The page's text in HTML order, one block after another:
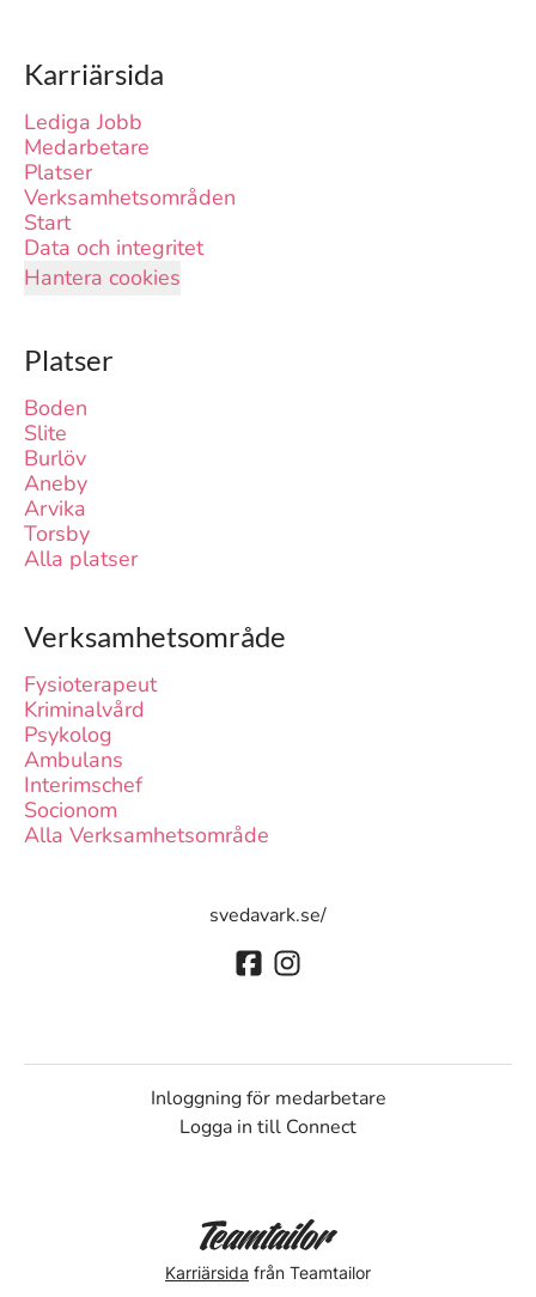
Karriärsida
Lediga Jobb
Medarbetare
Platser
Verksamhetsområden
Start
Data och integritet
Hantera cookies
Platser
Boden
Slite
Burlöv
Aneby
Arvika
Torsby
Alla platser
Verksamhetsområde
Fysioterapeut
Kriminalvård
Psykolog
Ambulans
Interimschef
Socionom
Alla Verksamhetsområde
svedavark.se/
Inloggning för medarbetare
Logga in till Connect
Karriärsida från Teamtailor